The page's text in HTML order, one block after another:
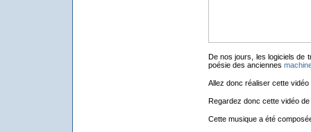
De nos jours, les logiciels de
poésie des anciennes
Allez donc réaliser cette vidéo
Regardez donc cette vidéo
Cette musique a été